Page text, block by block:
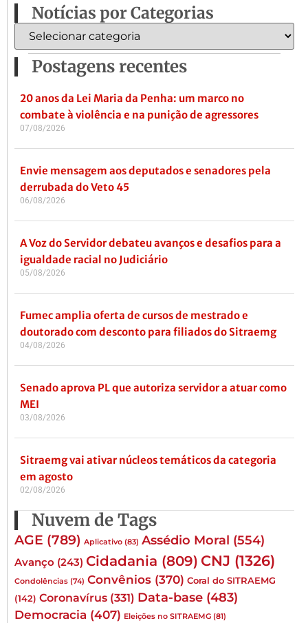
Notícias por Categorias
Postagens recentes
20 anos da Lei Maria da Penha: um marco no
combate à violência e na punição de agressores
07/08/2026
Envie mensagem aos deputados e senadores pela
derrubada do Veto 45
06/08/2026
A Voz do Servidor debateu avanços e desafios para a
igualdade racial no Judiciário
05/08/2026
Fumec amplia oferta de cursos de mestrado e
doutorado com desconto para filiados do Sitraemg
04/08/2026
Senado aprova PL que autoriza servidor a atuar como
MEI
03/08/2026
Sitraemg vai ativar núcleos temáticos da categoria
em agosto
02/08/2026
Nuvem de Tags
AGE (789) Aplicativo (83) Assédio Moral (554)
Avanço (243) Cidadania (809) CNJ (1326)
Condolências (74) Convênios (370) Coral do SITRAEMG
(142) Coronavírus (331) Data-base (483)
Democracia (407) Eleições no SITRAEMG (81)